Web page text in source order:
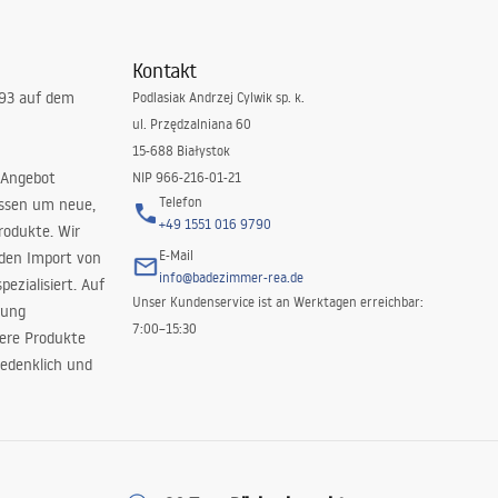
auf dem
um neue,
Wir
Import von
Auf
Produkte
und
Kontakt
Podlasiak Andrzej Cylwik sp. k.
ul. Przędzalniana 60
15-688 Białystok
NIP 966-216-01-21
Telefon
+49 1551 016 9790
E-Mail
info@badezimmer-rea.de
Unser Kundenservice ist an Werktagen erreichbar:
7:00–15:30